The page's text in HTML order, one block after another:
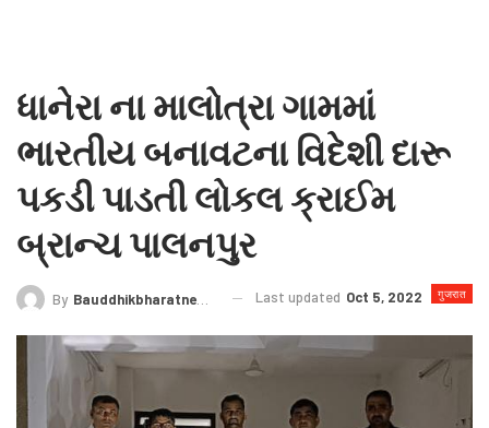
ધાનેરા ના માલોત્રા ગામમાં
ભારતીય બનાવટના વિદેશી દારૂ
પકડી પાડતી લોકલ ક્રાઈમ
બ્રાન્ચ પાલનપુર
गुजरात
By Bauddhikbharatnews@gmail.com Last updated Oct 5, 2022